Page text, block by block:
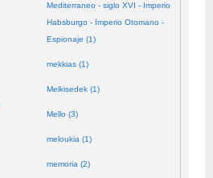
Mediterraneo - siglo XVI - Imperio
Habsburgo - Imperio Otomano -
Espionaje (1)
mekkias (1)
Melkisedek (1)
Mello (3)
meloukia (1)
memoria (2)